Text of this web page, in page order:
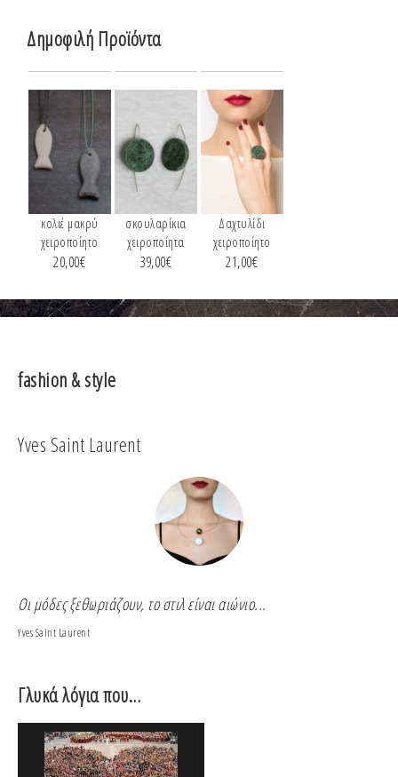
Δημοφιλή Προϊόντα
κολιέ μακρύ
χειροποίητο
20,00€
σκουλαρίκια
χειροποίητα
39,00€
Δαχτυλίδι
χειροποίητο
21,00€
fashion & style
Yves Saint Laurent
Οι μόδες ξεθωριάζουν, το στιλ είναι αιώνιο...
Yves Saint Laurent
Γλυκά λόγια που…